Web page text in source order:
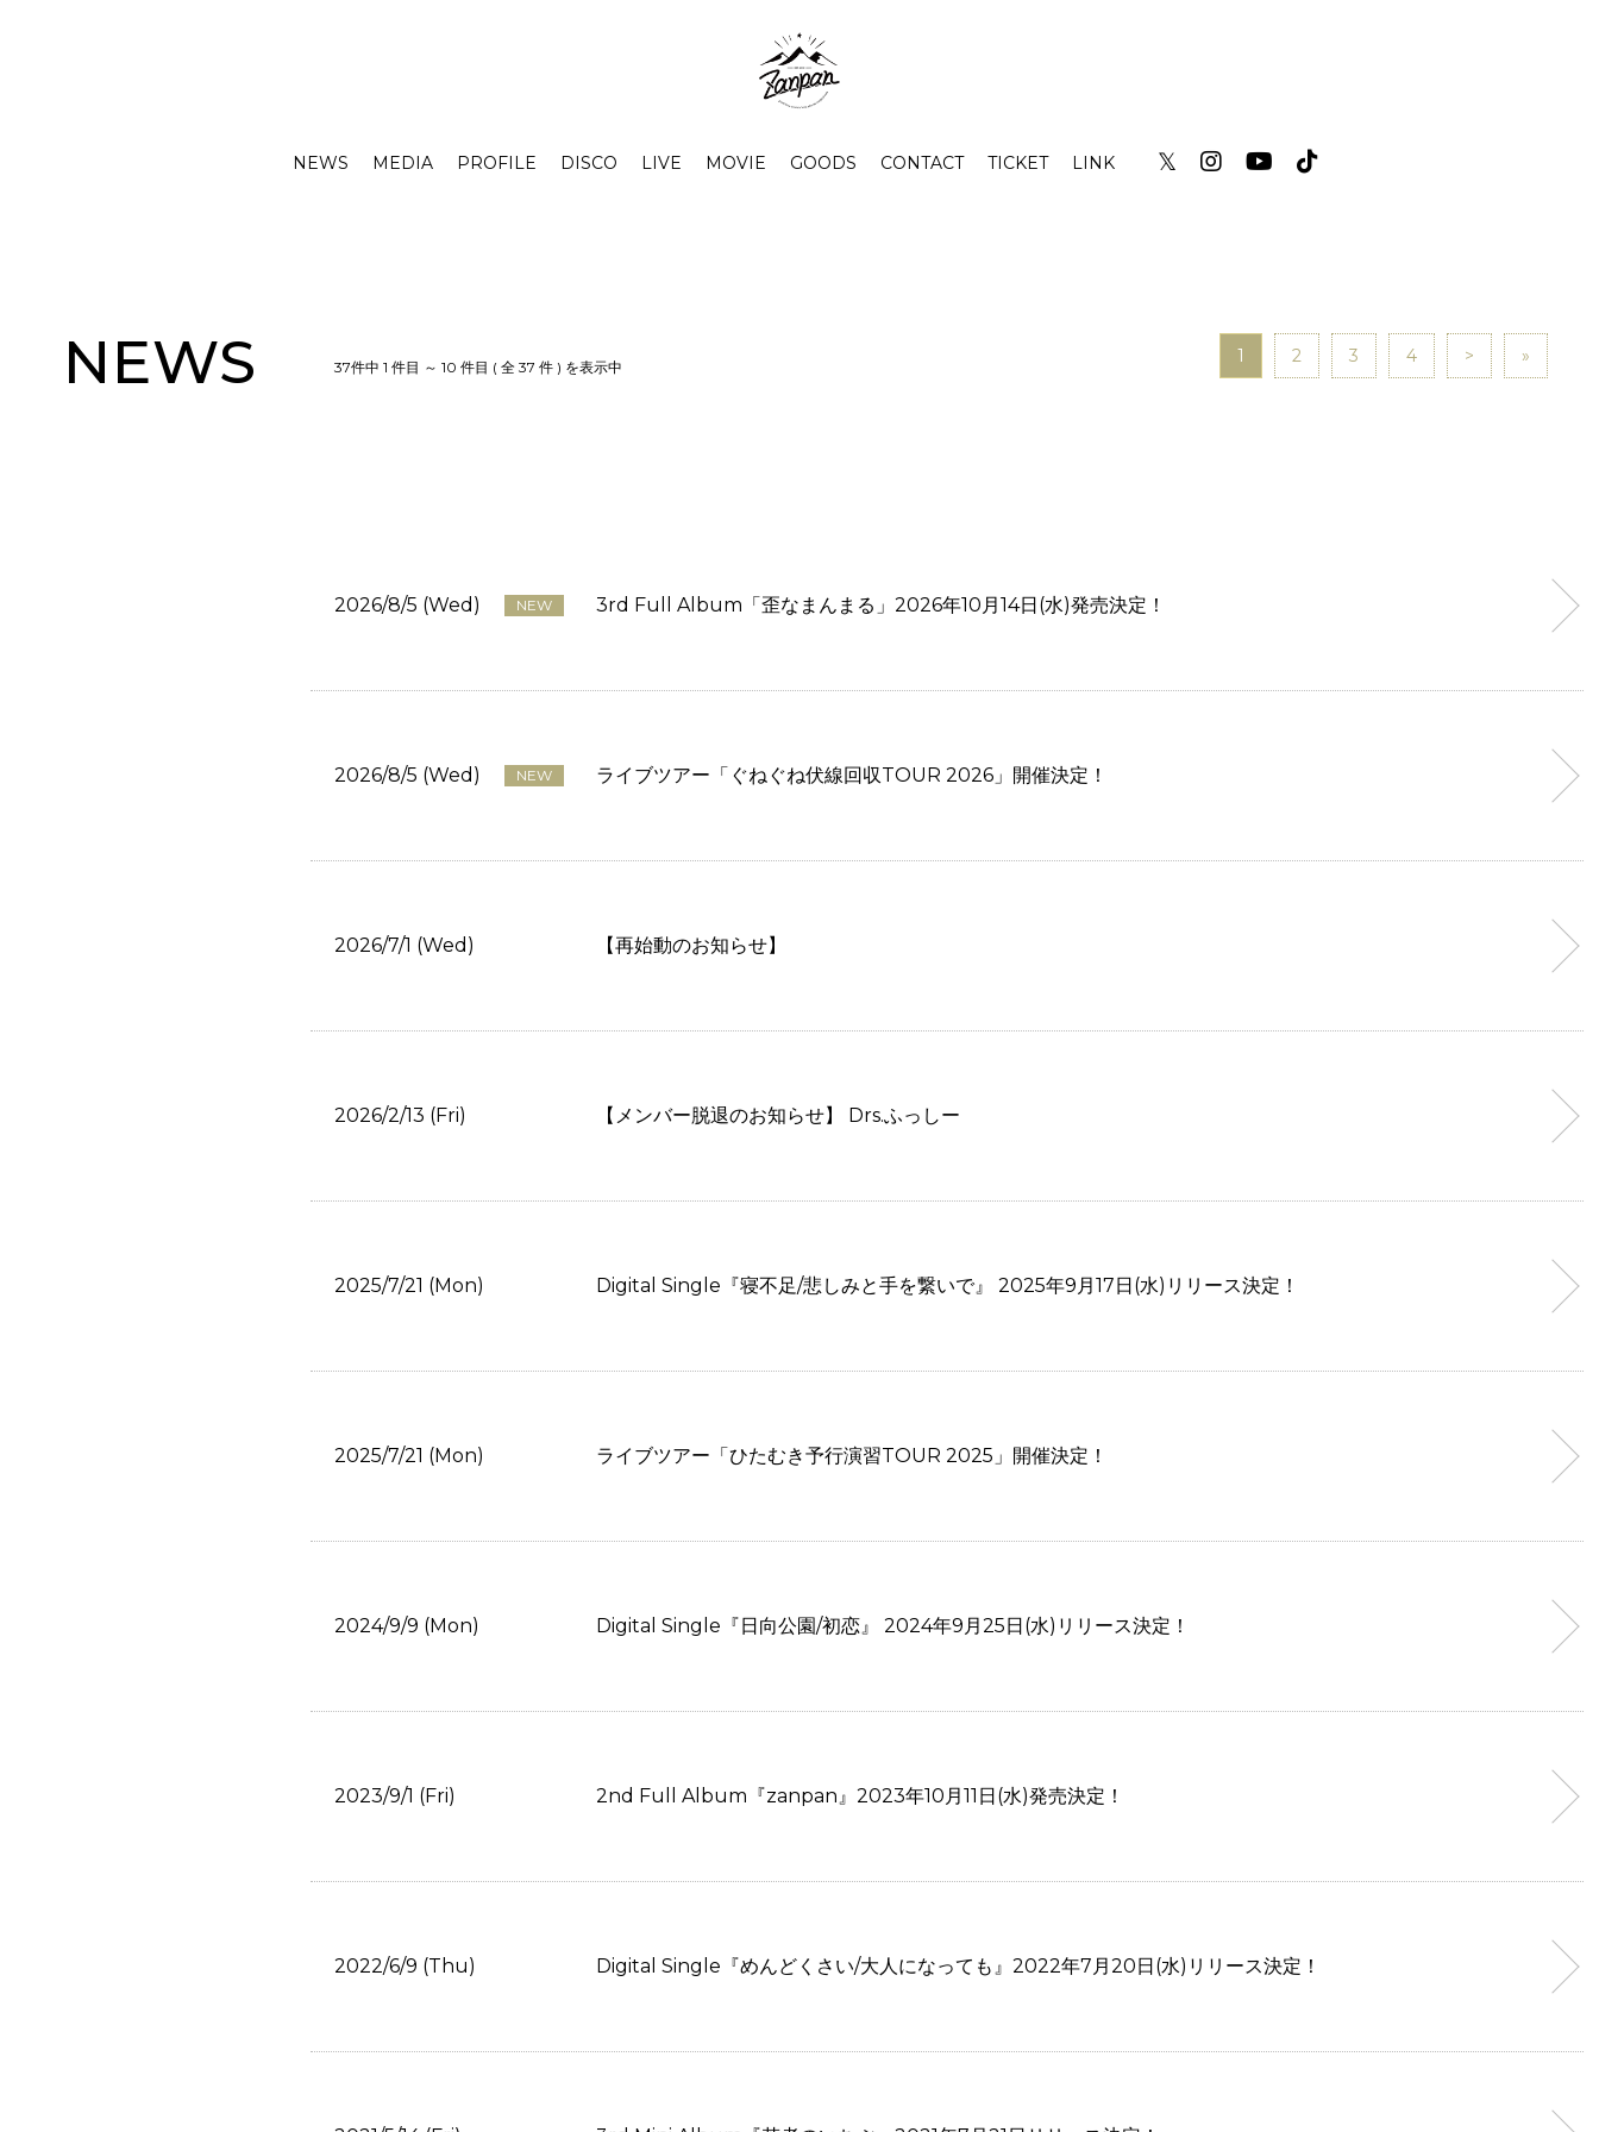
NEWS MEDIA PROFILE DISCO LIVE MOVIE GOODS CONTACT TICKET LINK 𝕏
NEWS 37件中 1 件目 ～ 10 件目 ( 全 37 件 ) を表示中
1 2 3 4 > »
2026/8/5 (Wed) NEW 3rd Full Album「歪なまんまる」2026年10月14日(水)発売決定！
2026/8/5 (Wed) NEW ライブツアー「ぐねぐね伏線回収TOUR 2026」開催決定！
2026/7/1 (Wed) 【再始動のお知らせ】
2026/2/13 (Fri) 【メンバー脱退のお知らせ】 Drs.ふっしー
2025/7/21 (Mon) Digital Single『寝不足/悲しみと手を繋いで』 2025年9月17日(水)リリース決定！
2025/7/21 (Mon) ライブツアー「ひたむき予行演習TOUR 2025」開催決定！
2024/9/9 (Mon) Digital Single『日向公園/初恋』 2024年9月25日(水)リリース決定！
2023/9/1 (Fri) 2nd Full Album『zanpan』2023年10月11日(水)発売決定！
2022/6/9 (Thu) Digital Single『めんどくさい/大人になっても』2022年7月20日(水)リリース決定！